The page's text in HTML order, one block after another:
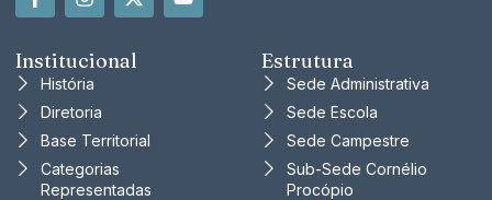
Institucional
História
Diretoria
Base Territorial
Categorias
Representadas
Estrutura
Sede Administrativa
Sede Escola
Sede Campestre
Sub-Sede Cornélio
Procópio